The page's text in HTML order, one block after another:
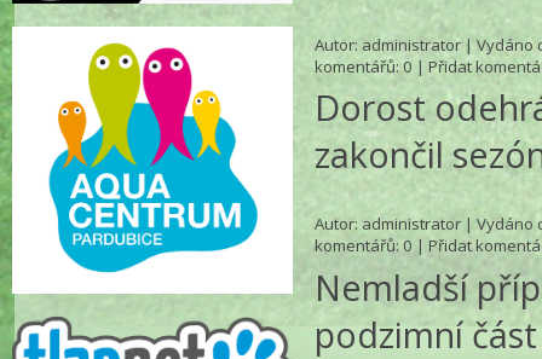
Autor: administrator| Vydáno
komentářů: 0 | Přidat
Dorost
zakončil
Autor: administrator| Vydáno
komentářů: 0 | Přidat
Nemladší
podzimní